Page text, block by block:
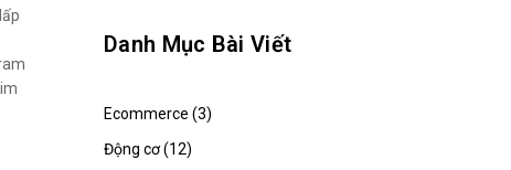
Danh Mục Bài Viết
Ecommerce (3)
Động cơ (12)